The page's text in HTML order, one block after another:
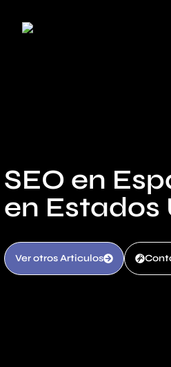
SEO en
en Estados
Ver otros Articulos